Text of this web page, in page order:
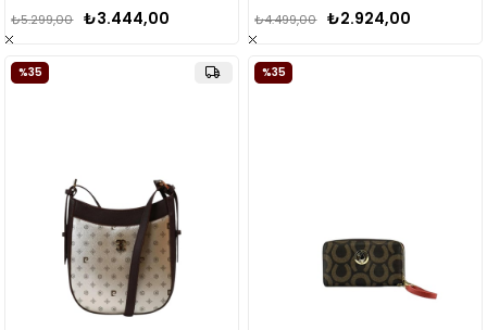
₺3.444,00
₺5.299,00
₺2.924,00
₺4.499,00
%35 %35